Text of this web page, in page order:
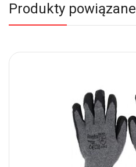
Produkty powiązane